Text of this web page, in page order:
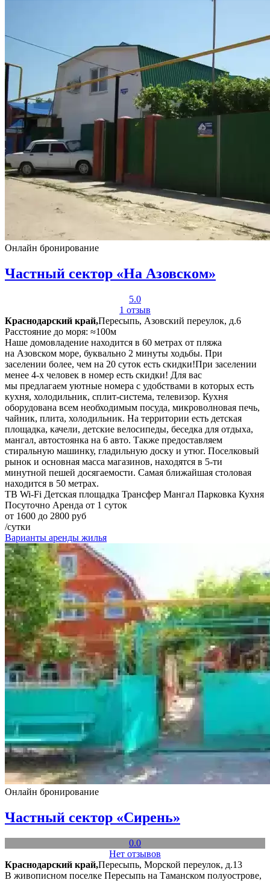
Онлайн бронирование
Частный сектор «На Азовском»
5.0
1 отзыв
Краснодарский край,Пересыпь, Азовский переулок, д.6
Расстояние до моря: ≈100м
Наше домовладение находится в 60 метрах от пляжа
на Азовском море, буквально 2 минуты ходьбы. При
заселении более, чем на 20 суток есть скидки!При заселении
менее 4-х человек в номер есть скидки! Для вас
мы предлагаем уютные номера с удобствами в которых есть
кухня, холодильник, сплит-система, телевизор. Кухня
оборудована всем необходимым посуда, микроволновая печь,
чайник, плита, холодильник. На территории есть детская
площадка, качели, детские велосипеды, беседка для отдыха,
мангал, автостоянка на 6 авто. Также предоставляем
стиральную машинку, гладильную доску и утюг. Поселковый
рынок и основная масса магазинов, находятся в 5-ти
минутной пешей досягаемости. Самая ближайшая столовая
находится в 50 метрах.
ТВ Wi-Fi Детская площадка Трансфер Мангал Парковка Кухня
Посуточно Аренда от 1 суток
от 1600 до 2800 руб
/сутки
Варианты аренды жилья
Онлайн бронирование
Частный сектор «Сирень»
0.0
Нет отзывов
Краснодарский край,Пересыпь, Морской переулок, д.13
В живописном поселке Пересыпь на Таманском полуострове,